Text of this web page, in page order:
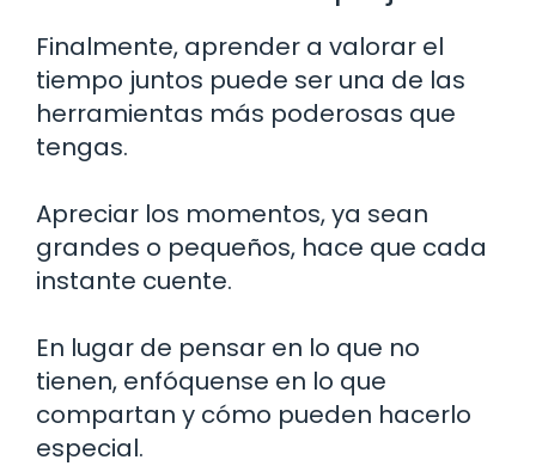
Finalmente, aprender a valorar el
tiempo juntos puede ser una de las
herramientas más poderosas que
tengas.
Apreciar los momentos, ya sean
grandes o pequeños, hace que cada
instante cuente.
En lugar de pensar en lo que no
tienen, enfóquense en lo que
compartan y cómo pueden hacerlo
especial.